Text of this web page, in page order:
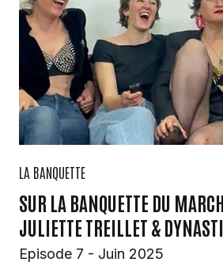
LA BANQUETTE
SUR LA BANQUETTE DU
JULIETTE TREILLET &
Episode 7 - Juin 2025